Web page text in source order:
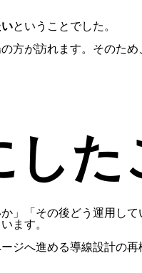
ということでした。
方が訪れます。そのた
た
」「その後どう運用し
ます。
ジへ進める導線設計の再